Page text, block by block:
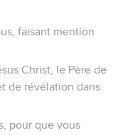
faisant mention
Christ, le Père de
de révélation dans
pour que vous